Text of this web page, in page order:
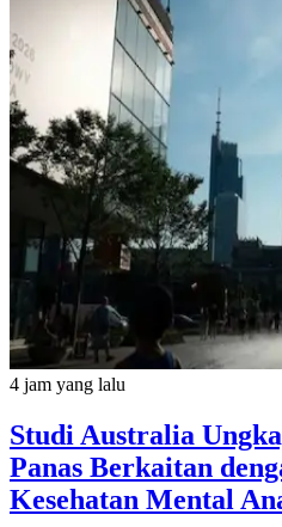
4 jam yang lalu
Studi Australia
Panas Berkaitan
Kesehatan Mental